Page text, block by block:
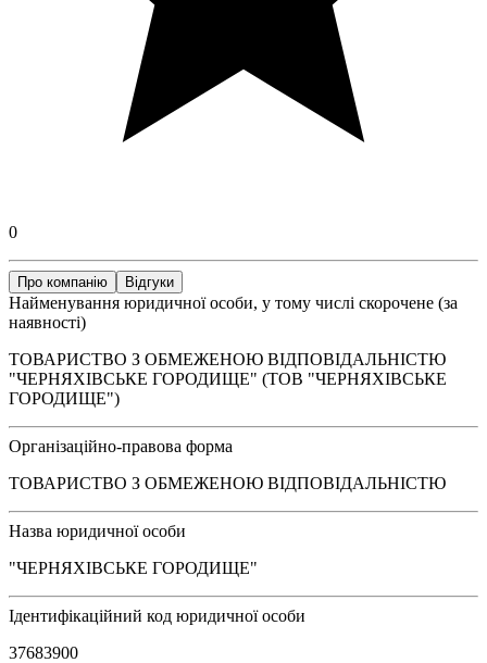
0
Про компанію Відгуки
Найменування юридичної особи, у тому числі скорочене (за
наявності)
ТОВАРИСТВО З ОБМЕЖЕНОЮ ВІДПОВІДАЛЬНІСТЮ
"ЧЕРНЯХІВСЬКЕ ГОРОДИЩЕ" (ТОВ "ЧЕРНЯХІВСЬКЕ
ГОРОДИЩЕ")
Організаційно-правова форма
ТОВАРИСТВО З ОБМЕЖЕНОЮ ВІДПОВІДАЛЬНІСТЮ
Назва юридичної особи
"ЧЕРНЯХІВСЬКЕ ГОРОДИЩЕ"
Ідентифікаційний код юридичної особи
37683900